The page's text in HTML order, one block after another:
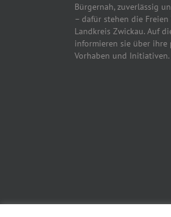
Bürgernah, zuverlässig
– dafür stehen die
Landkreis Zwickau. Auf
informieren sie über ihre
Vorhaben und Initiativen.